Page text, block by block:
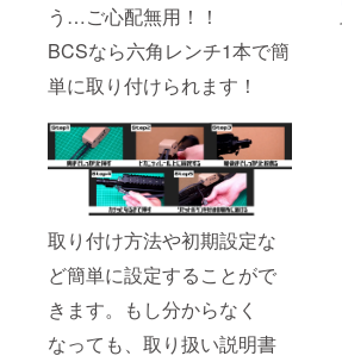
う…ご心配無用！！
BCSなら六角レンチ1本で簡
単に取り付けられます！
取り付け方法や初期設定な
ど簡単に設定することがで
きます。もし分からなく
なっても、取り扱い説明書